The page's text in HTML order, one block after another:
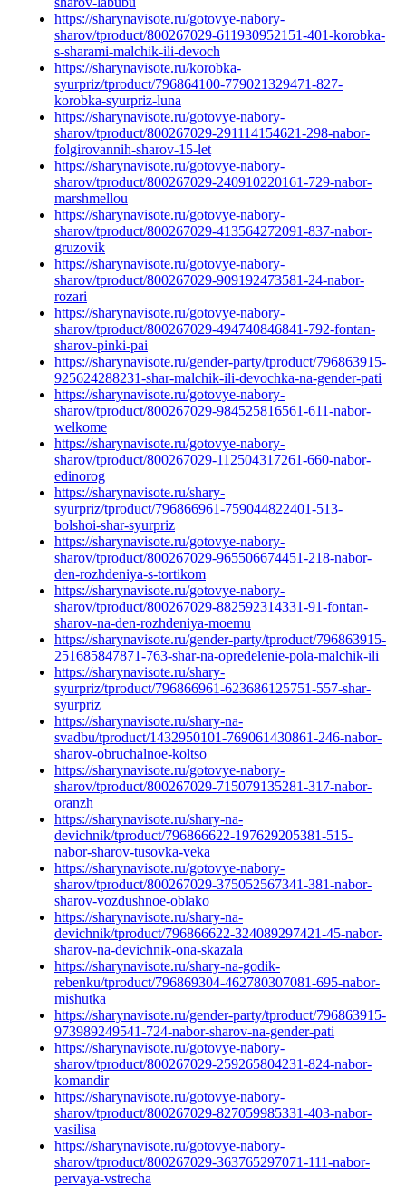
https://sharynavisote.ru/gotovye-nabory-
sharov/tproduct/800267029-611930952151-401-korobka-
s-sharami-malchik-ili-devoch
https://sharynavisote.ru/korobka-
syurpriz/tproduct/796864100-779021329471-827-
korobka-syurpriz-luna
https://sharynavisote.ru/gotovye-nabory-
sharov/tproduct/800267029-291114154621-298-nabor-
folgirovannih-sharov-15-let
https://sharynavisote.ru/gotovye-nabory-
sharov/tproduct/800267029-240910220161-729-nabor-
marshmellou
https://sharynavisote.ru/gotovye-nabory-
sharov/tproduct/800267029-413564272091-837-nabor-
gruzovik
https://sharynavisote.ru/gotovye-nabory-
sharov/tproduct/800267029-909192473581-24-nabor-
rozari
https://sharynavisote.ru/gotovye-nabory-
sharov/tproduct/800267029-494740846841-792-fontan-
sharov-pinki-pai
https://sharynavisote.ru/gender-party/tproduct/796863915-
925624288231-shar-malchik-ili-devochka-na-gender-pati
https://sharynavisote.ru/gotovye-nabory-
sharov/tproduct/800267029-984525816561-611-nabor-
welkome
https://sharynavisote.ru/gotovye-nabory-
sharov/tproduct/800267029-112504317261-660-nabor-
edinorog
https://sharynavisote.ru/shary-
syurpriz/tproduct/796866961-759044822401-513-
bolshoi-shar-syurpriz
https://sharynavisote.ru/gotovye-nabory-
sharov/tproduct/800267029-965506674451-218-nabor-
den-rozhdeniya-s-tortikom
https://sharynavisote.ru/gotovye-nabory-
sharov/tproduct/800267029-882592314331-91-fontan-
sharov-na-den-rozhdeniya-moemu
https://sharynavisote.ru/gender-party/tproduct/796863915-
251685847871-763-shar-na-opredelenie-pola-malchik-ili
https://sharynavisote.ru/shary-
syurpriz/tproduct/796866961-623686125751-557-shar-
syurpriz
https://sharynavisote.ru/shary-na-
svadbu/tproduct/1432950101-769061430861-246-nabor-
sharov-obruchalnoe-koltso
https://sharynavisote.ru/gotovye-nabory-
sharov/tproduct/800267029-715079135281-317-nabor-
oranzh
https://sharynavisote.ru/shary-na-
devichnik/tproduct/796866622-197629205381-515-
nabor-sharov-tusovka-veka
https://sharynavisote.ru/gotovye-nabory-
sharov/tproduct/800267029-375052567341-381-nabor-
sharov-vozdushnoe-oblako
https://sharynavisote.ru/shary-na-
devichnik/tproduct/796866622-324089297421-45-nabor-
sharov-na-devichnik-ona-skazala
https://sharynavisote.ru/shary-na-godik-
rebenku/tproduct/796869304-462780307081-695-nabor-
mishutka
https://sharynavisote.ru/gender-party/tproduct/796863915-
973989249541-724-nabor-sharov-na-gender-pati
https://sharynavisote.ru/gotovye-nabory-
sharov/tproduct/800267029-259265804231-824-nabor-
komandir
https://sharynavisote.ru/gotovye-nabory-
sharov/tproduct/800267029-827059985331-403-nabor-
vasilisa
https://sharynavisote.ru/gotovye-nabory-
sharov/tproduct/800267029-363765297071-111-nabor-
pervaya-vstrecha